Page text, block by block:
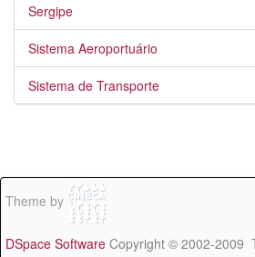
Sergipe
Sistema Aeroportuário
Sistema de Transporte
Theme by
DSpace Software Copyright © 2002-2009